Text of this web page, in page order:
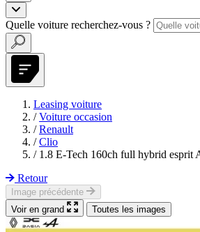
Quelle voiture recherchez-vous ?
Leasing voiture
/ Voiture occasion
/ Renault
/ Clio
/ 1.8 E-Tech 160ch full hybrid esprit
Retour
Image précédente
Voir en grand
Toutes les images